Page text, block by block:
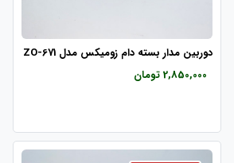
دوربین مدار بسته دام زومیکس مدل ZO-671
2,850,000 تومان